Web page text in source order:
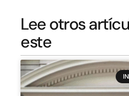
Lee otros
este